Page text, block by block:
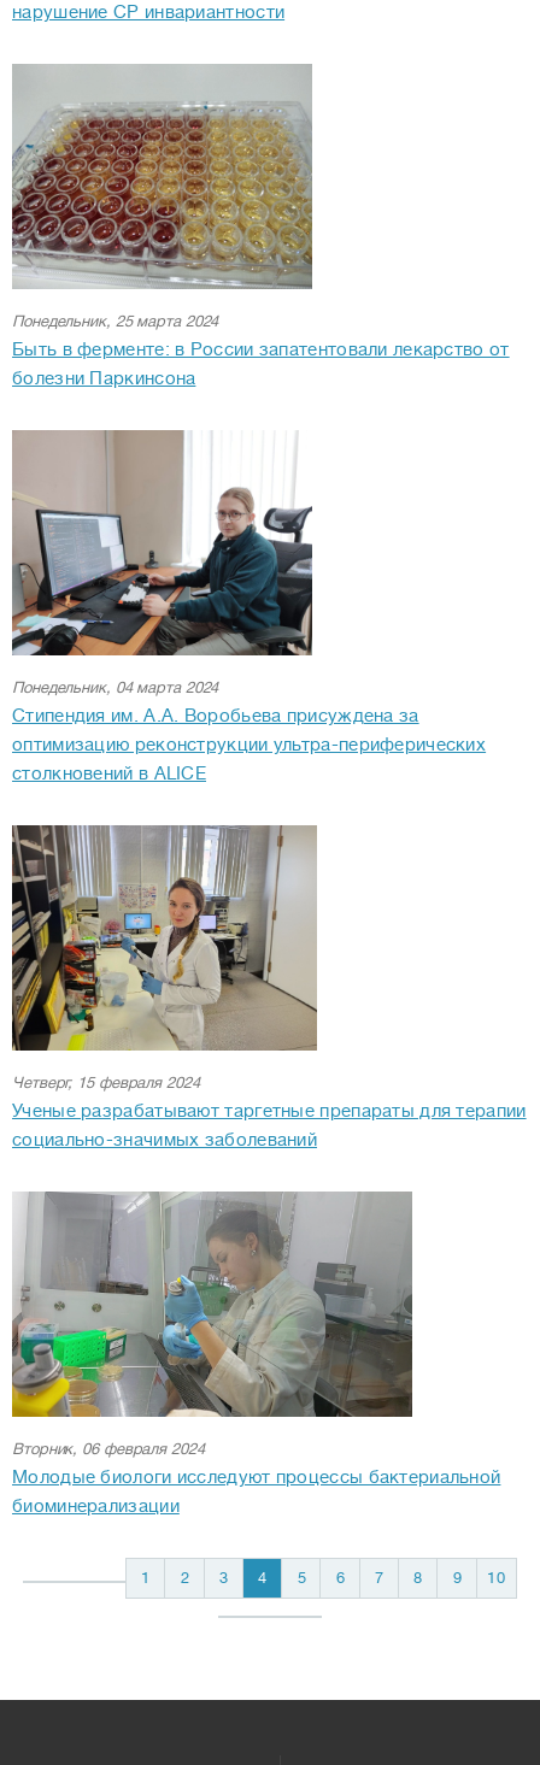
нарушение CP инвариантности
Понедельник, 25 марта 2024
Быть в ферменте: в России запатентовали лекарство от
болезни Паркинсона
Понедельник, 04 марта 2024
Стипендия им. А.А. Воробьева присуждена за
оптимизацию реконструкции ультра-периферических
столкновений в ALICE
Четверг, 15 февраля 2024
Ученые разрабатывают таргетные препараты для терапии
социально-значимых заболеваний
Вторник, 06 февраля 2024
Молодые биологи исследуют процессы бактериальной
биоминерализации
1 2 3 4 5 6 7 8 9 10